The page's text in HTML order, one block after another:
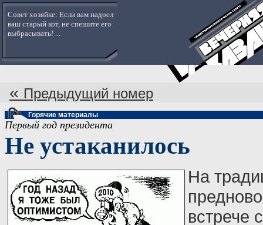
Совет хозяйке: Если вам надоел
ваш старый кот, не спешите его
выбрасывать! ...
« Предыдущий номер
Горячие материалы
Первый год президента
Не устаканилось
На
встрече с